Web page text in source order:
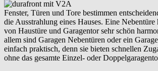
Fenster, Türen und Tore bestimmen
die Ausstrahlung eines Hauses. Eine
von Haustüre und Garagentor sehr schön
allem sind Garagen Nebentüren oder ein
einfach praktisch, denn sie bieten schnellen
ohne das gesamte Einzel- oder